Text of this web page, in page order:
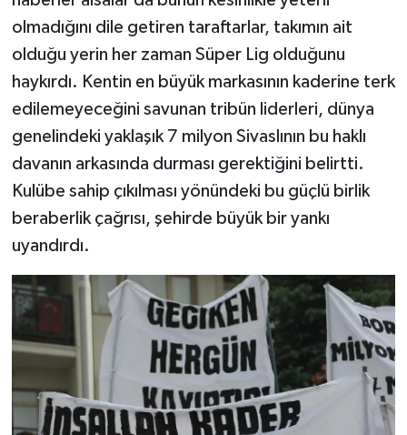
olmadığını dile getiren taraftarlar, takımın ait
olduğu yerin her zaman Süper Lig olduğunu
haykırdı. Kentin en büyük markasının kaderine terk
edilemeyeceğini savunan tribün liderleri, dünya
genelindeki yaklaşık 7 milyon Sivaslının bu haklı
davanın arkasında durması gerektiğini belirtti.
Kulübe sahip çıkılması yönündeki bu güçlü birlik
beraberlik çağrısı, şehirde büyük bir yankı
uyandırdı.